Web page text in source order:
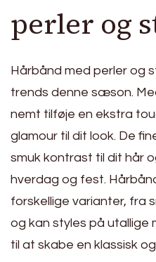
perler og
Hårbånd med perler og
trends denne sæson.
nemt tilføje en ekstra
glamour til dit look. De
smuk kontrast til dit hår
hverdag og fest.
forskellige varianter, fra
og kan styles på utallige
til at skabe en klassisk